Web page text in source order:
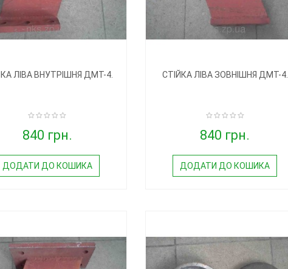
ЛІВА ВНУТРІШНЯ ДМТ-4.
840 грн.
ДОДАТИ ДО КОШИКА
СТІЙКА ЛІВА ЗОВНІШНЯ ДМТ-4.
840 грн.
ДОДАТИ ДО КОШИКА